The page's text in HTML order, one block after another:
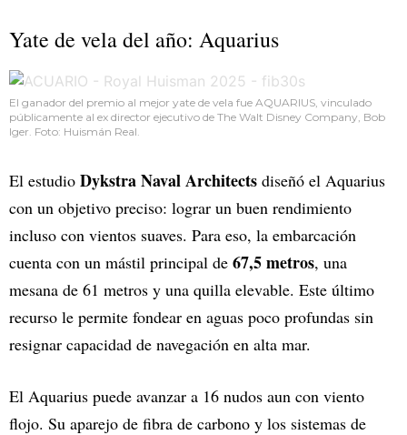
Yate de vela del año: Aquarius
El ganador del premio al mejor yate de vela fue AQUARIUS, vinculado
públicamente al ex director ejecutivo de The Walt Disney Company, Bob
Iger. Foto: Huismán Real.
El estudio Dykstra Naval Architects diseñó el Aquarius
con un objetivo preciso: lograr un buen rendimiento
incluso con vientos suaves. Para eso, la embarcación
cuenta con un mástil principal de 67,5 metros, una
mesana de 61 metros y una quilla elevable. Este último
recurso le permite fondear en aguas poco profundas sin
resignar capacidad de navegación en alta mar.
El Aquarius puede avanzar a 16 nudos aun con viento
flojo. Su aparejo de fibra de carbono y los sistemas de